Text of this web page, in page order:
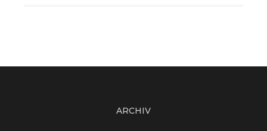
ARCHIV